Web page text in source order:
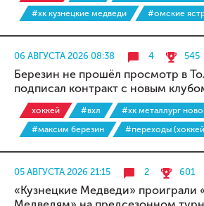
#хк кузнецкие медведи
#омские
06 АВГУСТА 2026 08:38 4 545
Березин не прошёл просмотр в
подписал контракт с новым
хоккей #вхл
#хк металлург
#максим березин
#переходы
05 АВГУСТА 2026 21:15 2 601
«Кузнецкие Медведи» проиграли